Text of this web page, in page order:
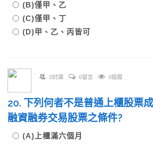
(B)僅甲、乙
(C)僅甲、丁
(D)甲、乙、丙皆可
0討論 0留言 0追蹤
20. 下列何者不是普通上櫃股票
融資融券交易股票之條件?
(A)上櫃滿六個月